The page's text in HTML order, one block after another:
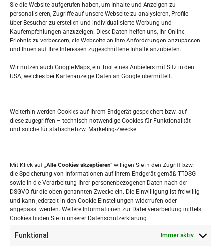
Sie die Website aufgerufen haben, um Inhalte und Anzeigen zu
personalisieren, Zugriffe auf unsere Webseite zu analysieren, Profile
über Besucher zu erstellen und individualisierte Werbung und
Kaufempfehlungen anzuzeigen. Diese Daten helfen uns, Ihr Online-
Erlebnis zu verbessern, die Webseite an Ihre Anforderungen anzupassen
und Ihnen auf Ihre Interessen zugeschnittene Inhalte anzubieten.
Wir nutzen auch Google Maps, ein Tool eines Anbieters mit Sitz in den
USA, welches bei Kartenanzeige Daten an Google übermittelt.
Weiterhin werden Cookies auf Ihrem Endgerät gespeichert bzw. auf
diese zugegriffen – technisch notwendige Cookies für Funktionalität
und solche für statische bzw. Marketing-Zwecke.
Mit Klick auf „ Alle Cookies akzeptieren“ willigen Sie in den Zugriff bzw.
die Speicherung von Informationen auf Ihrem Endgerät gemäß TTDSG
sowie in die Verarbeitung Ihrer personenbezogenen Daten nach der
DSGVO für die oben genannten Zwecke ein. Die Einwilligung ist freiwillig
und kann jederzeit in den Cookie-Einstellungen widerrufen oder
angepasst werden. Weitere Informationen zur Datenverarbeitung mittels
Cookies finden Sie in unserer Datenschutzerklärung.
Funktional Immer aktiv
Haftung für Inhalte
Gemäß § 7 Abs.1 TMG sind wir für eigene Inhalte auf
verantwortlich. Nach §§ 8 bis 10 TMG sind wir jedoch
nicht verpflichtet, übermittelte oder gespeicherte
Tätigkeit hinweisen. Verpflichtungen zur Entfernung
oder Sperrung der Nutzung von Informationen nach
Zeitpunkt der Kenntnis einer konkreten
Rechtsverletzung möglich. Bei Bekanntwerden von
entsprechenden Rechtsverletzungen werden wir diese
Inhalte umgehend entfernen.
Haftung für Links